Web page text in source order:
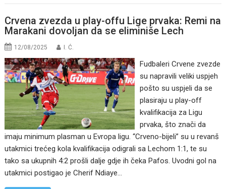
Crvena zvezda u play-offu Lige prvaka: Remi na
Marakani dovoljan da se eliminiše Lech
12/08/2025 I. Ć.
Fudbaleri Crvene zvezde
su napravili veliki uspjeh
pošto su uspjeli da se
plasiraju u play-off
kvalifikacija za Ligu
prvaka, što znači da
imaju minimum plasman u Evropa ligu. “Crveno-bijeli” su u revanš
utakmici trećeg kola kvalifikacija odigrali sa Lechom 1:1, te su
tako sa ukupnih 4:2 prošli dalje gdje ih čeka Pafos. Uvodni gol na
utakmici postigao je Cherif Ndiaye…